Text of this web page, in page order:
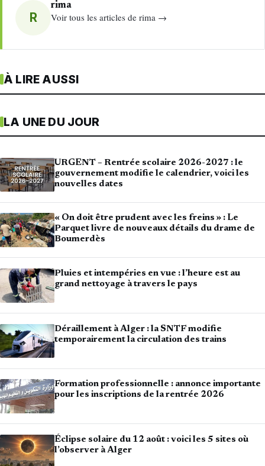
R
rima
Voir tous les articles de rima →
À LIRE AUSSI
LA UNE DU JOUR
URGENT – Rentrée scolaire 2026-2027 : le
gouvernement modifie le calendrier, voici les
nouvelles dates
« On doit être prudent avec les freins » : Le
Parquet livre de nouveaux détails du drame de
Boumerdès
Pluies et intempéries en vue : l’heure est au
grand nettoyage à travers le pays
Déraillement à Alger : la SNTF modifie
temporairement la circulation des trains
Formation professionnelle : annonce importante
pour les inscriptions de la rentrée 2026
Éclipse solaire du 12 août : voici les 5 sites où
l’observer à Alger